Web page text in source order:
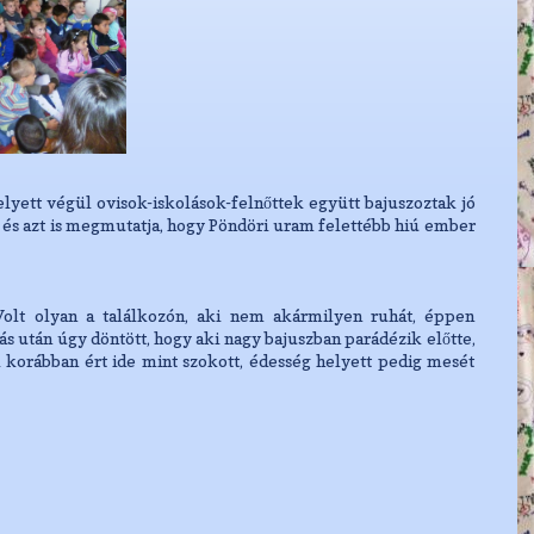
végül ovisok-iskolások-felnőttek együtt bajuszoztak jó
azt is megmutatja, hogy Pöndöri uram felettébb hiú ember
olyan a találkozón, aki nem akármilyen ruhát, éppen
után úgy döntött, hogy aki nagy bajuszban parádézik előtte,
ért ide mint szokott, édesség helyett pedig mesét